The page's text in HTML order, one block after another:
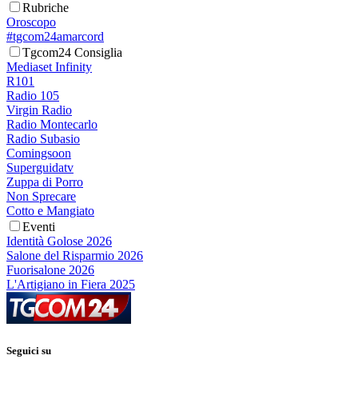
Rubriche
Oroscopo
#tgcom24amarcord
Tgcom24 Consiglia
Mediaset Infinity
R101
Radio 105
Virgin Radio
Radio Montecarlo
Radio Subasio
Comingsoon
Superguidatv
Zuppa di Porro
Non Sprecare
Cotto e Mangiato
Eventi
Identità Golose 2026
Salone del Risparmio 2026
Fuorisalone 2026
L'Artigiano in Fiera 2025
Seguici su